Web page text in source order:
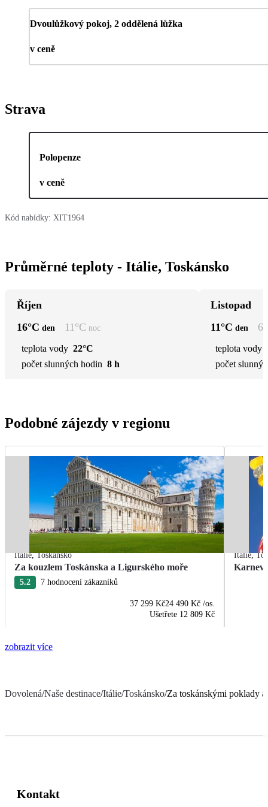
Dvoulůžkový pokoj, 2 oddělená lůžka
v ceně
Strava
Polopenze
v ceně
Kód nabídky: XIT1964
Průměrné teploty - Itálie, Toskánsko
Říjen
16°C den 11 °C noc
teplota vody 22°C
počet slunných hodin 8 h
Listopad
11°C den 6
teplota vody
počet
Podobné zájezdy v regionu
Itálie,Toskánsko
Za kouzlem Toskánska a Ligurského moře
5.2 7 hodnocení zákazníků
37 299 Kč24 490 Kč /os.
Ušetřete 12 809 Kč
Itálie,
zobrazit více
Dovolená/Naše destinace/Itálie/Toskánsko/Za toskánskými poklady
Kontakt